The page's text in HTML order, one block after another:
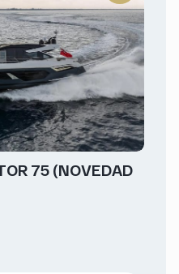
75 (NOVEDAD